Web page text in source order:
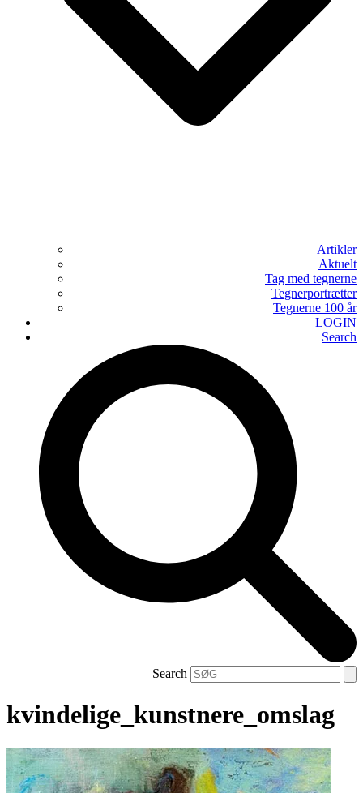
Artikler
Aktuelt
Tag med tegnerne
Tegnerportrætter
Tegnerne 100 år
LOGIN
Search
Search
kvindelige_kunstnere_omslag